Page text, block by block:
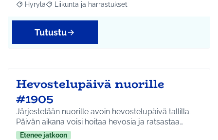
Rajaa tulokset aihepiirin mukaan: Hyrylä
Hyrylä Rajaa tulokset teeman mukaan: Liikunta ja
Liikunta ja harrastukset
Tutustu
Hevostelupäivä nuorille
#1905
Järjestetään nuorille avoin hevostelupäivä tallilla.
Päivän aikana voisi hoitaa hevosia ja ratsastaa…
Etenee jatkoon